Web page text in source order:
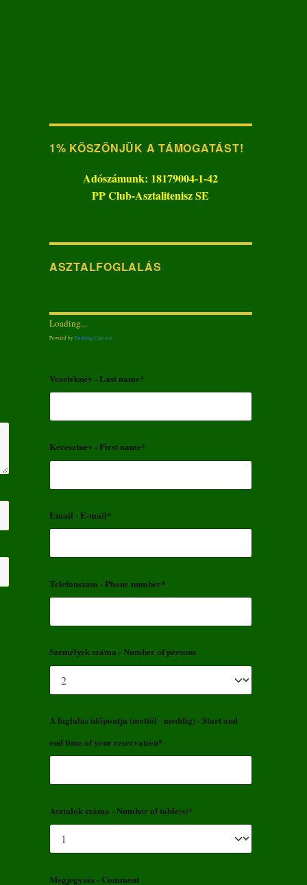
1% KÖSZÖNJÜK A TÁMOGATÁST!
Adószámunk: 18179004-1-42
PP Club-Asztalitenisz SE
ASZTALFOGLALÁS
Loading...
Powered by Booking Calendar
Vezetéknév - Last name*
Keresztnév - First name*
Email - E-mail*
Telefonszám - Phone number*
Személyek száma - Number of persons
A foglalás időpontja (mettől - meddig) - Start and
end time of your reservation*
Asztalok száma - Number of table(s)*
Megjegyzés - Comment